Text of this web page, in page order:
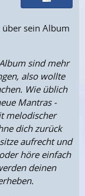
über sein Album
sind mehr
also wollte
Wie üblich
Mantras -
melodischer
dich zurück
aufrecht und
höre einfach
deinen